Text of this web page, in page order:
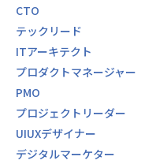
CTO
テックリード
ITアーキテクト
プロダクトマネージャー
PMO
プロジェクトリーダー
UIUXデザイナー
デジタルマーケター